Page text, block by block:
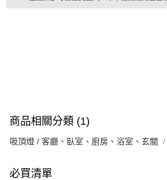
商品相關分類 (1)
吸頂燈 / 客廳、臥室、廚房、浴室、玄關
必買清單